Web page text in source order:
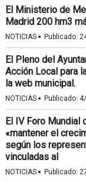
El Ministerio de
Madrid 200 hm3
NOTICIAS · Publicado:
El Pleno del
Acción Local para
la web municipal.
NOTICIAS · Publicado:
El IV Foro Mundial
«mantener el
según los
vinculadas al
NOTICIAS · Publicado: